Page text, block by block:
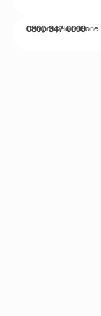
Compre pelo telefone
0800 347 0000